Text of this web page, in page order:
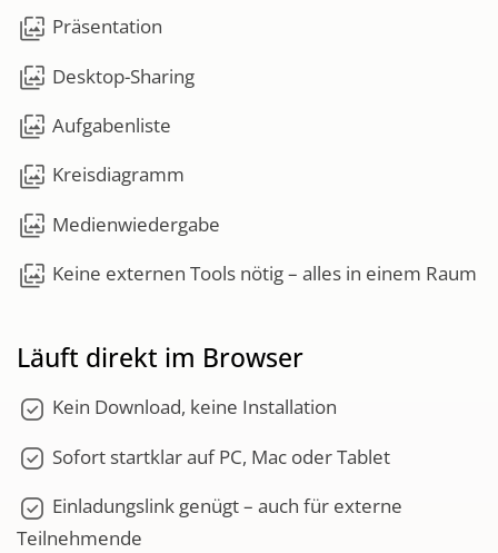
wallpaper_slideshow Präsentation
wallpaper_slideshow Desktop-Sharing
wallpaper_slideshow Aufgabenliste
wallpaper_slideshow Kreisdiagramm
wallpaper_slideshow Medienwiedergabe
wallpaper_slideshow Keine externen Tools nötig – alles in einem Raum
Läuft direkt im Browser
priority Kein Download, keine Installation
priority Sofort startklar auf PC, Mac oder Tablet
priority Einladungslink genügt – auch für externe
Teilnehmende